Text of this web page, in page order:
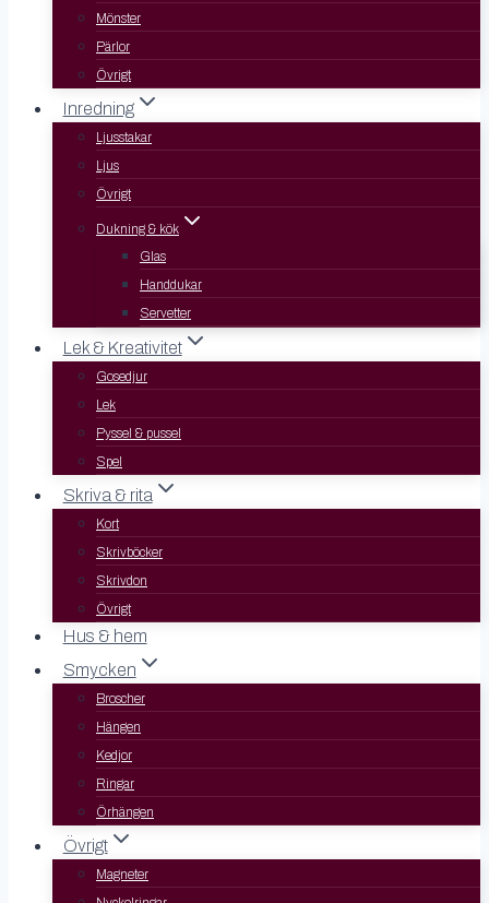
Mönster
Pärlor
Övrigt
Inredning
Ljusstakar
Ljus
Övrigt
Dukning & kök
Glas
Handdukar
Servetter
Lek & Kreativitet
Gosedjur
Lek
Pyssel & pussel
Spel
Skriva & rita
Kort
Skrivböcker
Skrivdon
Övrigt
Hus & hem
Smycken
Broscher
Hängen
Kedjor
Ringar
Örhängen
Övrigt
Magneter